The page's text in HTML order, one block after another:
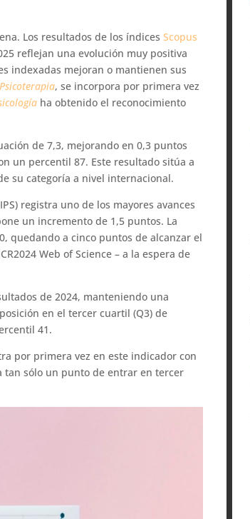
Los resultados de los índicesScopus
reflejan una evolución muy positiva
indexadas mejoran o mantienen sus
, se incorpora por primera vez
ha obtenido el reconocimiento
de 7,3, mejorando en 0,3 puntos
un percentil 87. Este resultado sitúa a
su categoría a nivel internacional.
registra uno de los mayores avances
un incremento de 1,5 puntos. La
quedando a cinco puntos de alcanzar el
Web of Science – a la espera de
de 2024, manteniendo una
en el tercer cuartil (Q3) de
41.
por primera vez en este indicador con
tan sólo un punto de entrar en tercer